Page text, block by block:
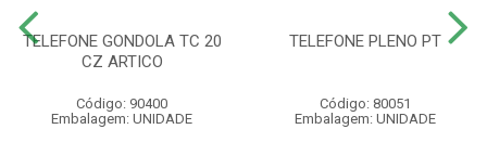
TELEFONE GONDOLA TC 20
CZ ARTICO
Código: 90400
Embalagem: UNIDADE
TELEFONE PLENO PT
Código: 80051
Embalagem: UNIDADE